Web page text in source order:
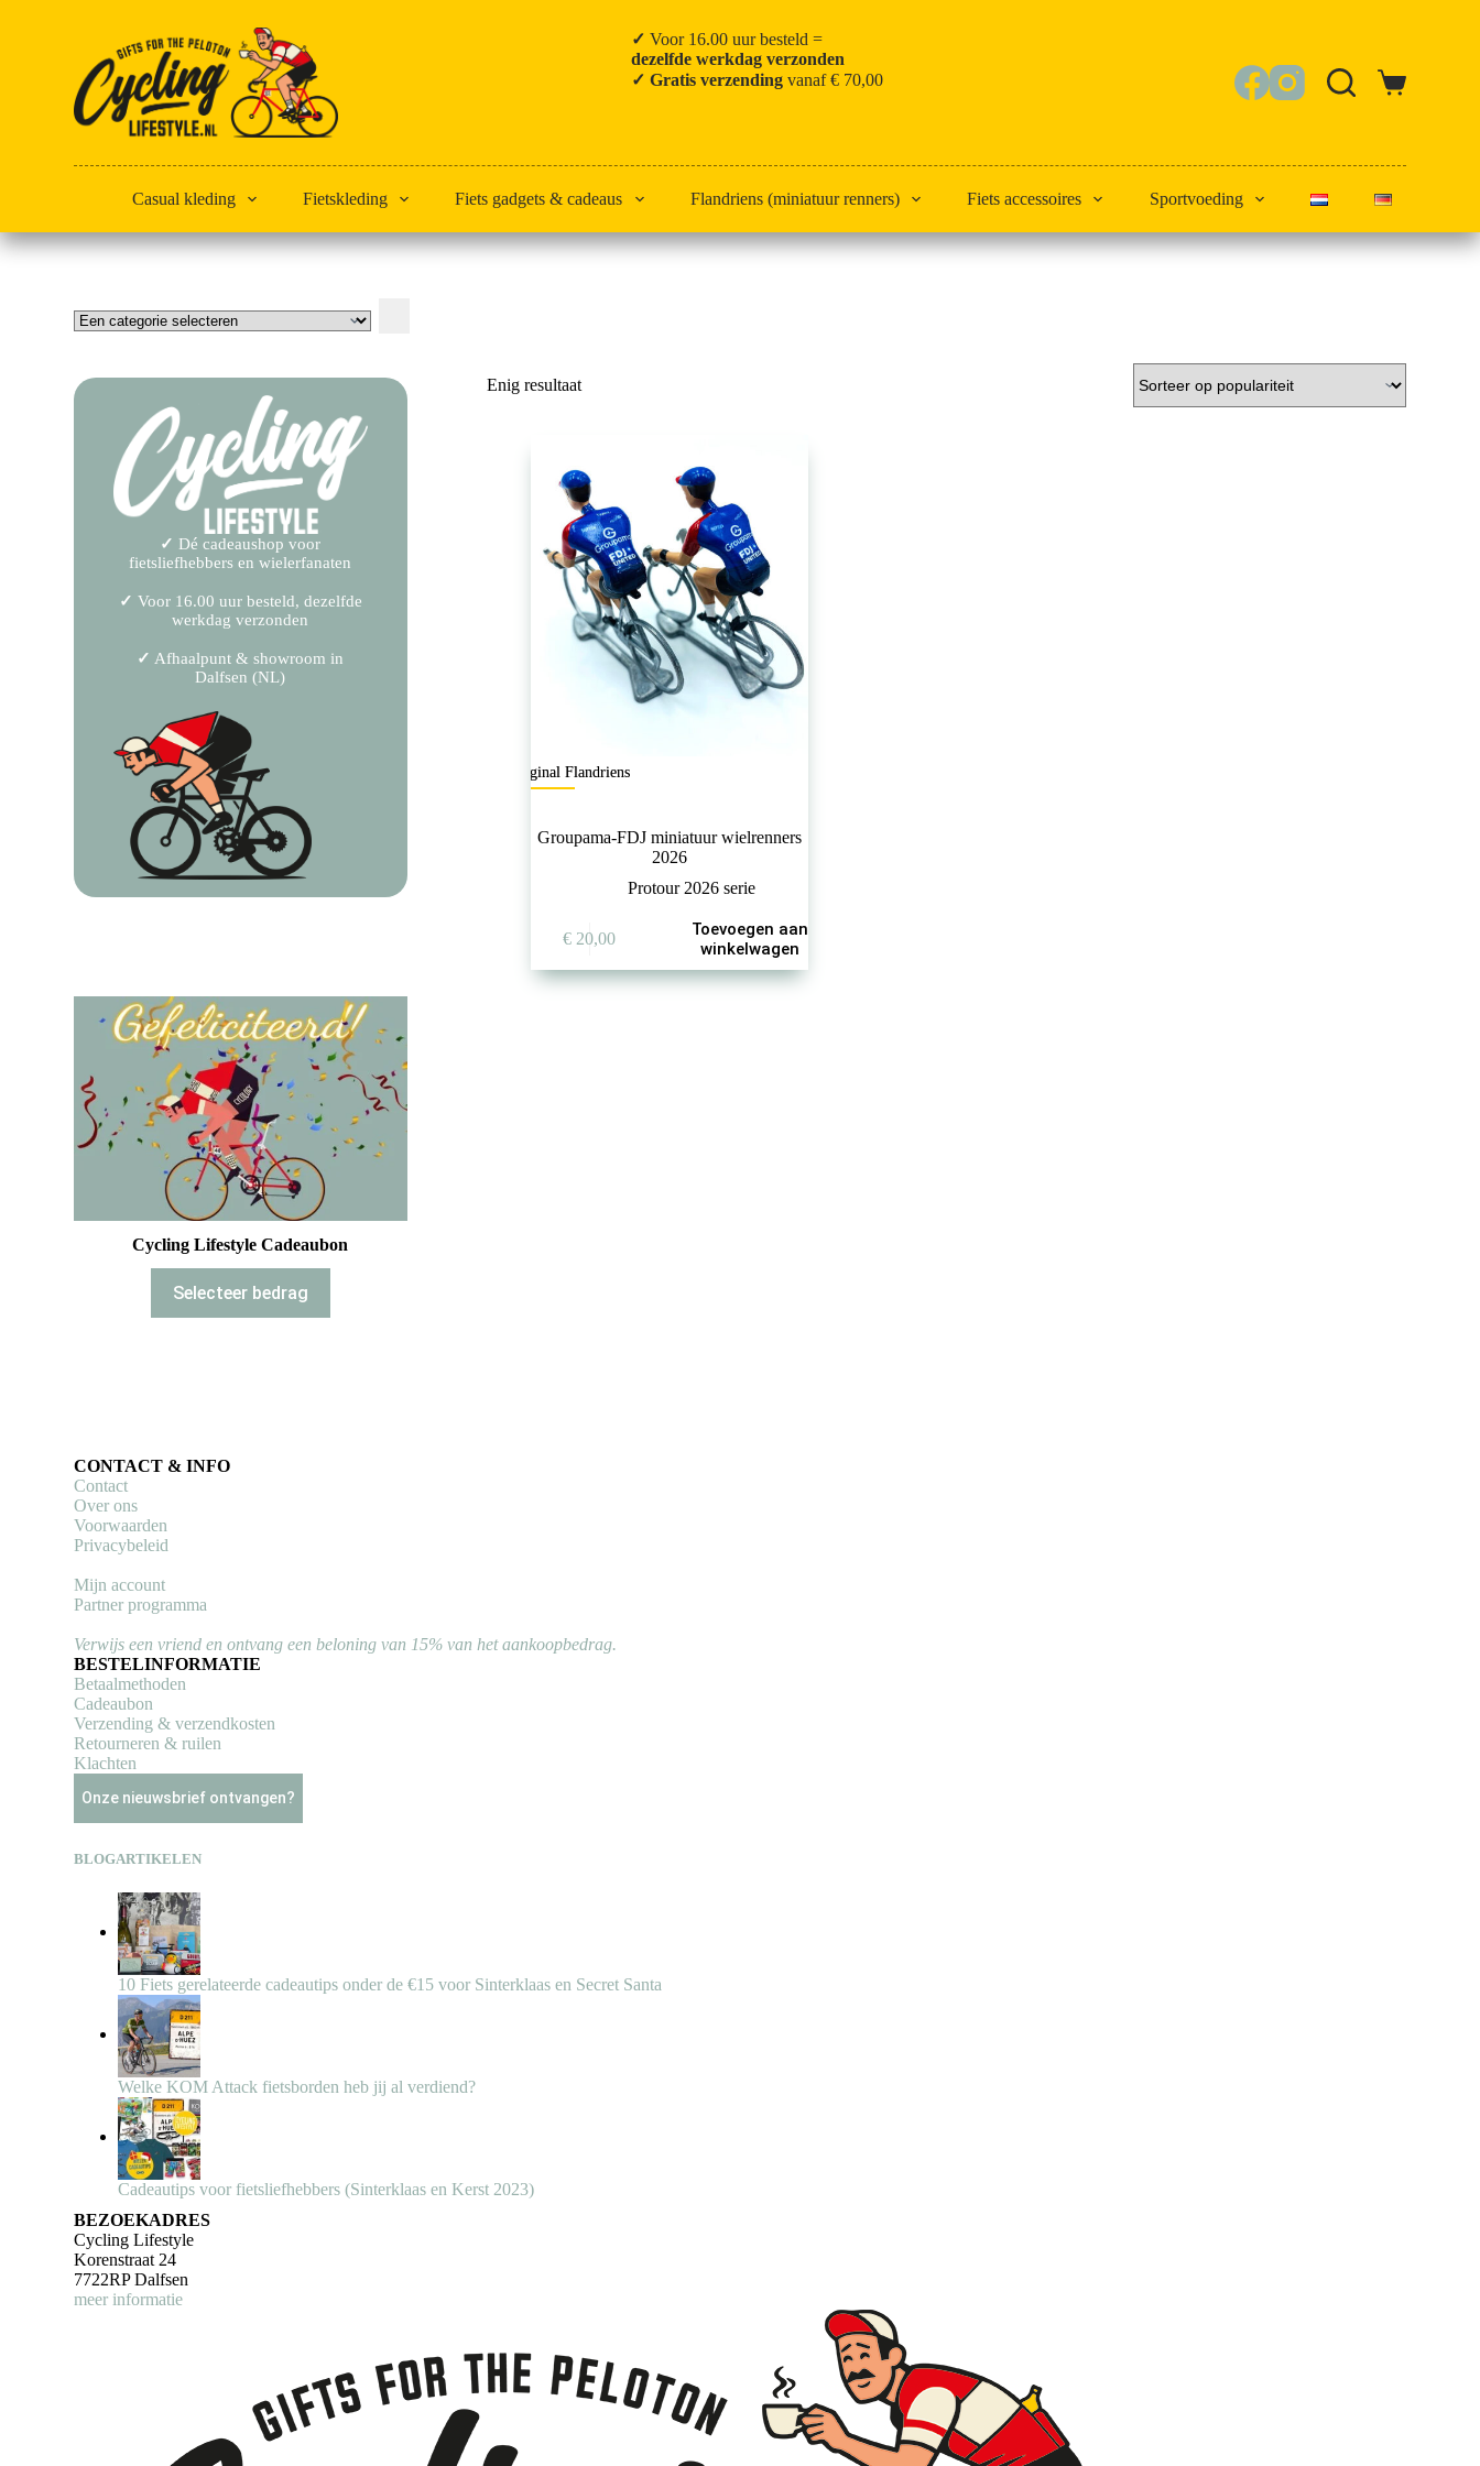
✓ Voor 16.00 uur besteld =
dezelfde werkdag verzonden
✓ Gratis verzendingvanaf € 70,00
Winkelwagen
Casual kleding Fietskleding Fiets gadgets & cadeaus Flandriens (miniatuur renners) Fiets accessoires Sportvoeding
Enig resultaat
Original Flandriens
Groupama-FDJ miniatuur wielrenners
2026
Protour 2026 serie
€ 20,00
Toevoegen aan
winkelwagen
categorie
✓ Dé cadeaushop voor
fietsliefhebbers en wielerfanaten
✓ Voor 16.00 uur besteld, dezelfde
werkdag verzonden
✓ Afhaalpunt & showroom in
Dalfsen (NL)
Cycling Lifestyle Cadeaubon
Selecteer bedrag
CONTACT & INFO
Contact
Over ons
Voorwaarden
Privacybeleid
Mijn account
Partner programma
Verwijs een vriend en ontvang een beloning van 15% van het aankoopbedrag.
BESTELINFORMATIE
Betaalmethoden
Cadeaubon
Verzending & verzendkosten
Retourneren & ruilen
Klachten
Onze nieuwsbrief ontvangen?
BLOGARTIKELEN
10 Fiets gerelateerde cadeautips onder de €15 voor Sinterklaas en Secret Santa
Welke KOM Attack fietsborden heb jij al verdiend?
Cadeautips voor fietsliefhebbers (Sinterklaas en Kerst 2023)
BEZOEKADRES
Cycling Lifestyle
Korenstraat 24
7722RP Dalfsen
meer informatie